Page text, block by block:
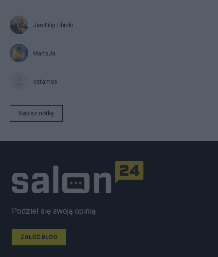
Jan Filip Libicki
MartaJa
estamos
Napisz notkę
Podziel się swoją opinią
ZAŁÓŻ BLOG